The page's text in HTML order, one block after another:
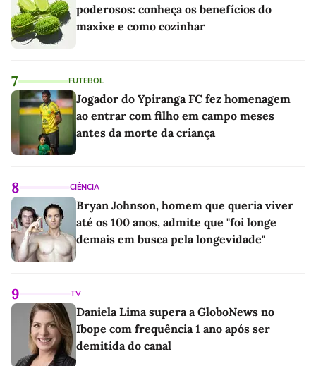
poderosos: conheça os benefícios do
maxixe e como cozinhar
7 FUTEBOL
Jogador do Ypiranga FC fez homenagem
ao entrar com filho em campo meses
antes da morte da criança
8 CIÊNCIA
Bryan Johnson, homem que queria viver
até os 100 anos, admite que "foi longe
demais em busca pela longevidade"
9 TV
Daniela Lima supera a GloboNews no
Ibope com frequência 1 ano após ser
demitida do canal